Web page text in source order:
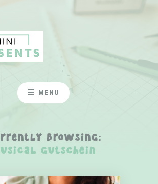
MENU
Browsing:
gutschein